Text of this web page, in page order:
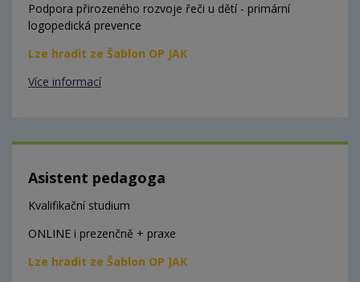
Podpora přirozeného rozvoje řeči u dětí - primární
logopedická prevence
Lze hradit ze Šablon OP JAK
Více informací
Asistent pedagoga
Kvalifikační studium
ONLINE i prezenčně + praxe
Lze hradit ze Šablon OP JAK